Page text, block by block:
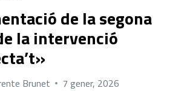
de la segona
la intervenció
Brunet 7 gener, 2026